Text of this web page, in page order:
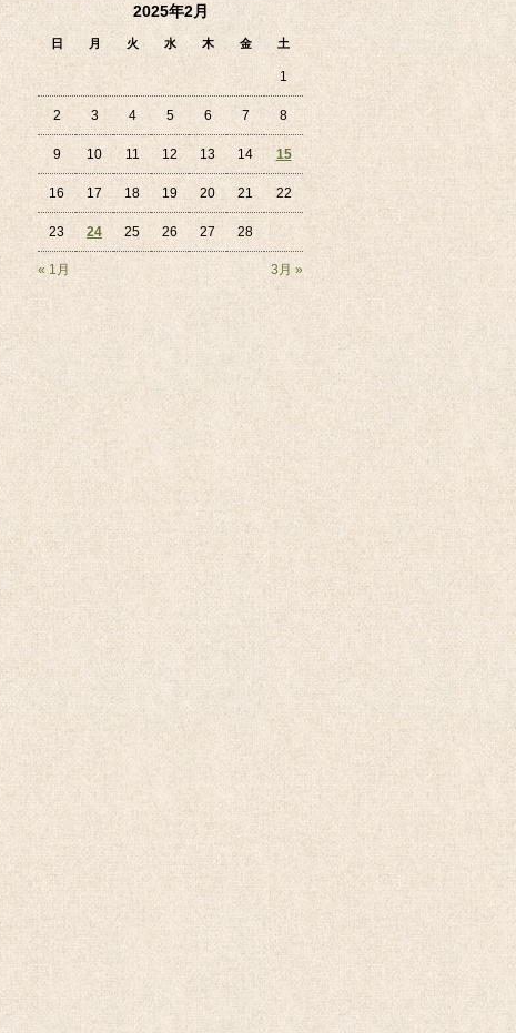
2025年2月
日 月 火 水 木 金 土
« 1月 3月 »
1
2 3 4 5 6 7 8
9 10 11 12 13 14 15
16 17 18 19 20 21 22
23 24 25 26 27 28